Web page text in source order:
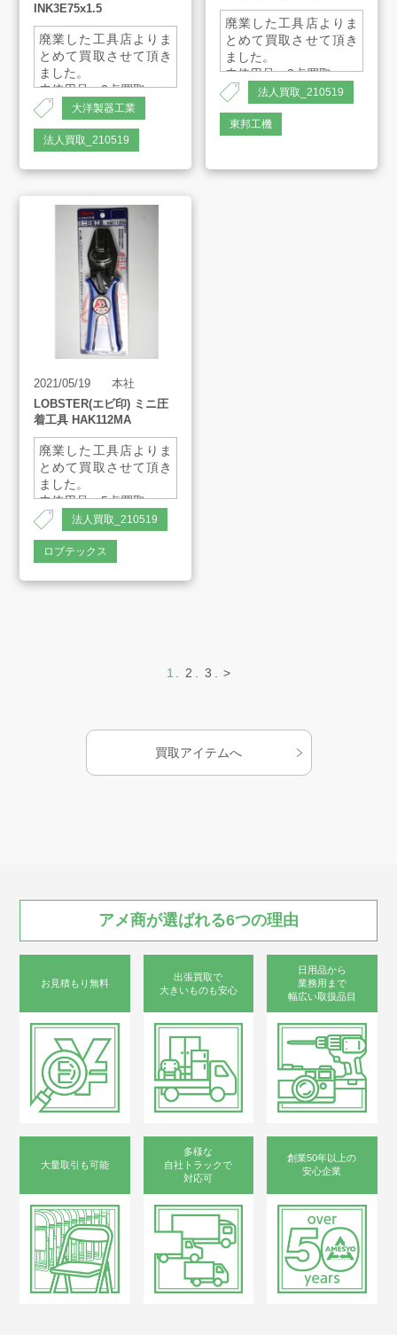
INK3E75x1.5
廃業した工具店よりま
とめて買取させて頂き
ました。
未使用品 2点買取
スリング幅：75mm
長さ：1.5m
大洋製器工業
法人買取_210519
廃業した工具店よりま
とめて買取させて頂き
ました。
未使用品 3点買取
法人買取_210519
東邦工機
2021/05/19
本社
LOBSTER(エビ印) ミニ圧
着工具 HAK112MA
廃業した工具店よりま
とめて買取させて頂き
ました。
未使用品 5点買取
使用範囲：0.3、0.5、
1.25、2.0、3.5、5.5m2
法人買取_210519
ロブテックス
1 2 3 >
買取アイテムへ
アメ商が選ばれる6つの理由
お見積もり無料
出張買取で
大きいものも安心
日用品から
業務用まで
幅広い取扱品目
大量取引も可能
多様な
自社トラックで
対応可
創業50年以上の
安心企業